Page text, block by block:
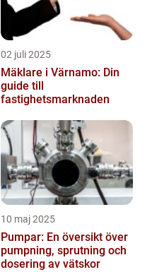
02 juli 2025
Mäklare i Värnamo: Din
guide till
fastighetsmarknaden
10 maj 2025
Pumpar: En översikt över
pumpning, sprutning och
dosering av vätskor